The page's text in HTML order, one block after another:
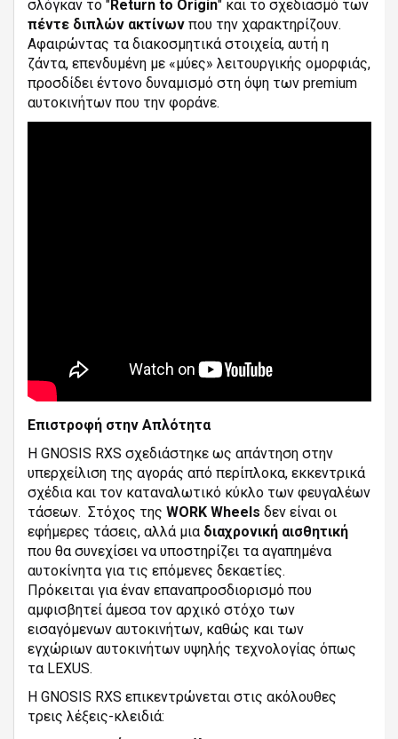
σλόγκαν το "Return to Origin" και το σχεδιασμό των
πέντε διπλών ακτίνων που την χαρακτηρίζουν.
Αφαιρώντας τα διακοσμητικά στοιχεία, αυτή η
ζάντα, επενδυμένη με «μύες» λειτουργικής ομορφιάς,
προσδίδει έντονο δυναμισμό στη όψη των premium
αυτοκινήτων που την φοράνε.
Επιστροφή στην Απλότητα
Η GNOSIS RXS σχεδιάστηκε ως απάντηση στην
υπερχείλιση της αγοράς από περίπλοκα, εκκεντρικά
σχέδια και τον καταναλωτικό κύκλο των φευγαλέων
τάσεων. Στόχος της WORK Wheels δεν είναι οι
εφήμερες τάσεις, αλλά μια διαχρονική αισθητική
που θα συνεχίσει να υποστηρίζει τα αγαπημένα
αυτοκίνητα για τις επόμενες δεκαετίες.
Πρόκειται για έναν επαναπροσδιορισμό που
αμφισβητεί άμεσα τον αρχικό στόχο των
εισαγόμενων αυτοκινήτων, καθώς και των
εγχώριων αυτοκινήτων υψηλής τεχνολογίας όπως
τα LEXUS.
Η GNOSIS RXS επικεντρώνεται στις ακόλουθες
τρεις λέξεις-κλειδιά: